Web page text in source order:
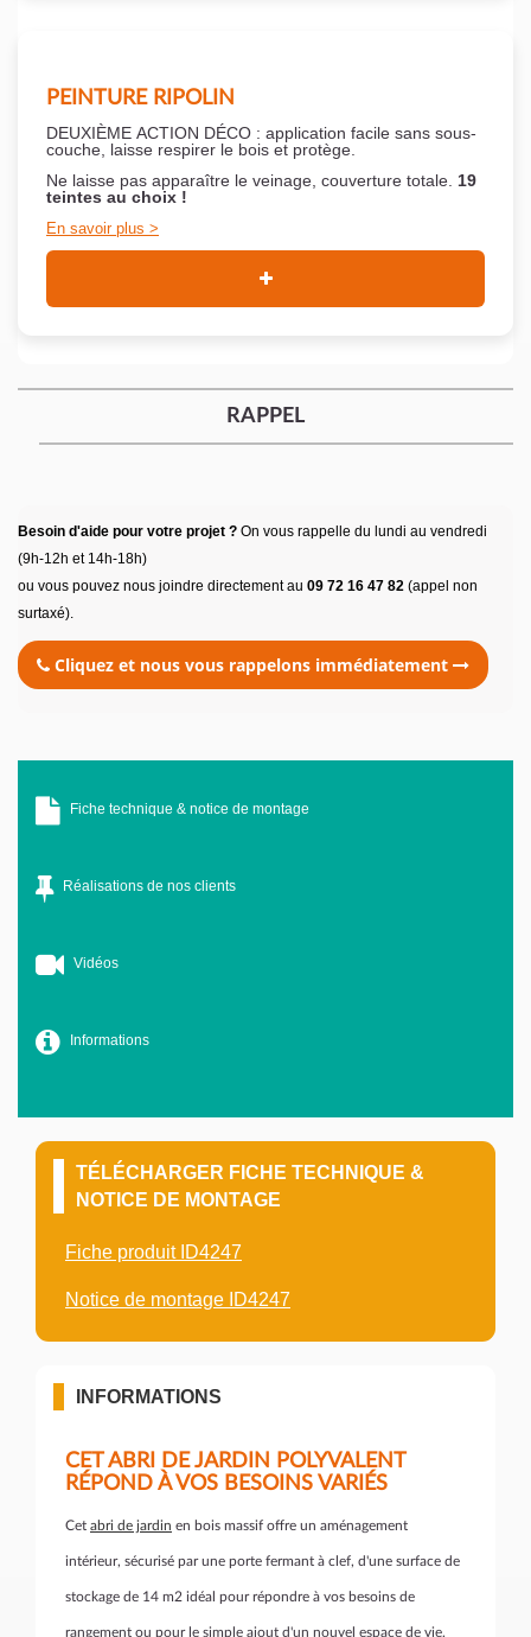
PEINTURE RIPOLIN
DEUXIÈME ACTION DÉCO : application facile sans sous-
couche, laisse respirer le bois et protège.
Ne laisse pas apparaître le veinage, couverture totale. 19
teintes au choix !
En savoir plus
RAPPEL
Besoin d'aide pour votre projet ? On vous rappelle du lundi au vendredi
(9h-12h et 14h-18h)
ou vous pouvez nous joindre directement au 09 72 16 47 82 (appel non
surtaxé).
Cliquez et nous vous rappelons immédiatement
Fiche technique & notice de montage
Réalisations de nos clients
Vidéos
Informations
TÉLÉCHARGER FICHE TECHNIQUE &
NOTICE DE MONTAGE
Fiche produit ID4247
Notice de montage ID4247
INFORMATIONS
CET ABRI DE JARDIN POLYVALENT
RÉPOND À VOS BESOINS VARIÉS
Cet abri de jardin en bois massif offre un aménagement
intérieur, sécurisé par une porte fermant à clef, d'une surface de
stockage de 14 m2 idéal pour répondre à vos besoins de
rangement ou pour le simple ajout d'un nouvel espace de vie.